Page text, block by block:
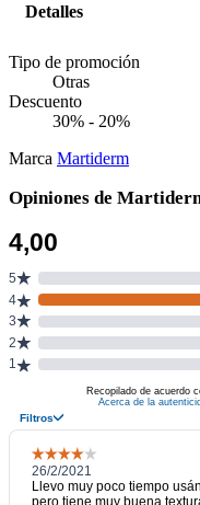
Detalles
Tipo de promoción
Otras
Descuento
30% - 20%
Marca Martiderm
Opiniones de